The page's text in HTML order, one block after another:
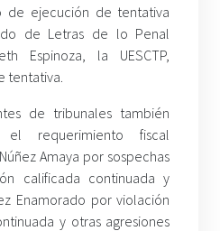
de ejecución de tentativa
de Letras de lo Penal
Espinoza, la UESCTP,
tentativa.
de tribunales también
requerimiento fiscal
Amaya por sospechas
calificada continuada y
Enamorado por violación
y otras agresiones